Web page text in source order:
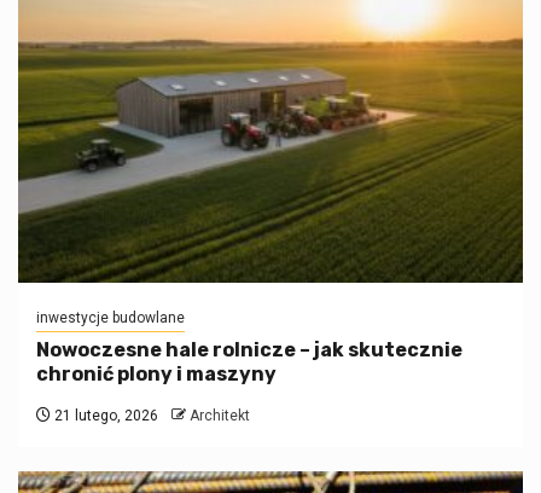
inwestycje budowlane
Nowoczesne hale rolnicze – jak skutecznie
chronić plony i maszyny
21 lutego, 2026 Architekt